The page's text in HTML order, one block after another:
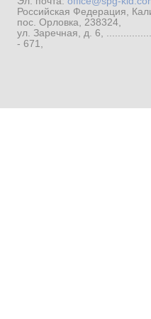
Российская Федерация,
пос. Орловка, 238324,
ул. Заречная, д. 6,
- 671,